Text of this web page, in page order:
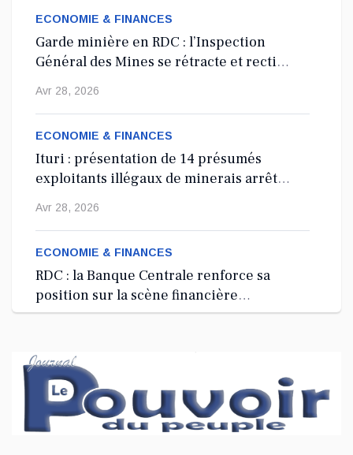
ECONOMIE & FINANCES
Garde minière en RDC : l’Inspection
Général des Mines se rétracte et rectifie
Avr 28, 2026
ECONOMIE & FINANCES
Ituri : présentation de 14 présumés
exploitants illégaux de minerais arrêtés
Avr 28, 2026
ECONOMIE & FINANCES
RDC : la Banque Centrale renforce sa
position sur la scène financière
internationale à Washington, D.C.
ECONOMIE & FINANCES
RDC : lancement d’une Garde minière
nationale à 100 millions USD pour
sécuriser le secteur extractif